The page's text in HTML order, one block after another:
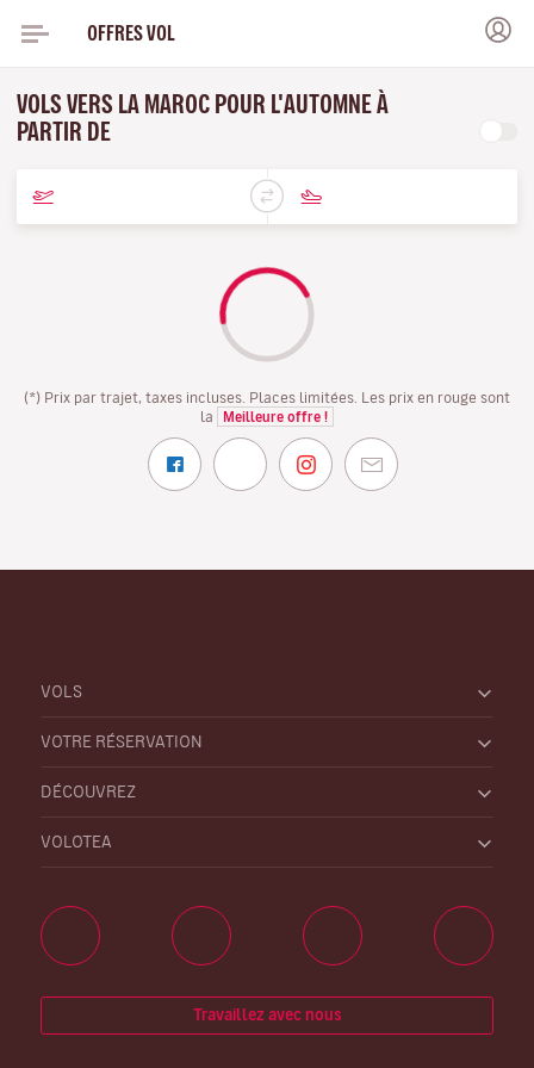
OFFRES VOL
VOLS VERS LA MAROC POUR L'AUTOMNE À
PARTIR DE
(*) Prix par trajet, taxes incluses. Places limitées. Les prix en rouge sont
la
Meilleure offre !
VOLS
VOTRE RÉSERVATION
DÉCOUVREZ
VOLOTEA
Travaillez avec nous